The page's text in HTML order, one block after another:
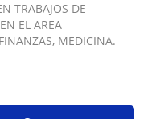
TRABAJOS DE
EL AREA
MEDICINA.